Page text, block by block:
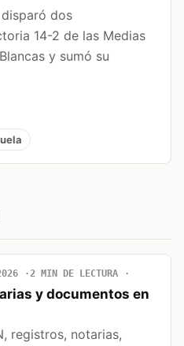
dos
14-2 de las Medias
y sumó su
2 MIN DE LECTURA
y documentos en
registros, notarias,